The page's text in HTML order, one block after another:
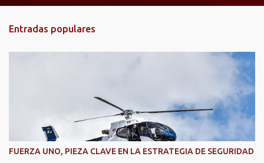
n
t
Entradas populares
FUERZA UNO, PIEZA CLAVE EN LA ESTRATEGIA DE SEGURIDAD